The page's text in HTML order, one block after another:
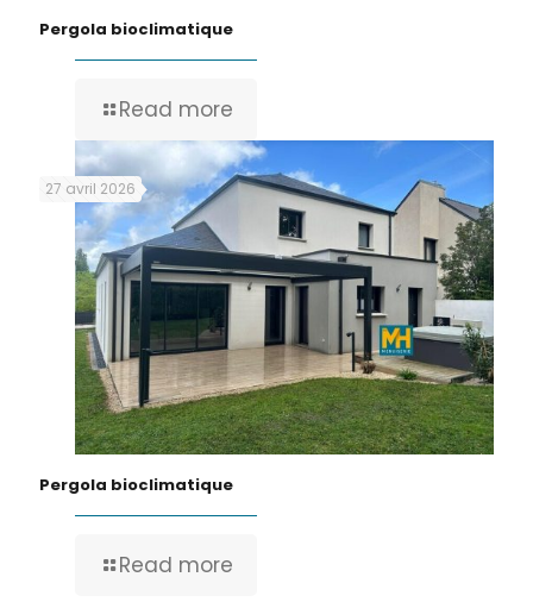
Pergola bioclimatique
Read more
27 avril 2026
Pergola bioclimatique
Read more